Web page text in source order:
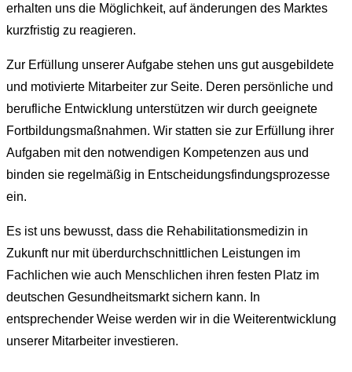
erhalten uns die Möglichkeit, auf änderungen des Marktes
kurzfristig zu reagieren.
Zur Erfüllung unserer Aufgabe stehen uns gut ausgebildete
und motivierte Mitarbeiter zur Seite. Deren persönliche und
berufliche Entwicklung unterstützen wir durch geeignete
Fortbildungsmaßnahmen. Wir statten sie zur Erfüllung ihrer
Aufgaben mit den notwendigen Kompetenzen aus und
binden sie regelmäßig in Entscheidungsfindungsprozesse
ein.
Es ist uns bewusst, dass die Rehabilitationsmedizin in
Zukunft nur mit überdurchschnittlichen Leistungen im
Fachlichen wie auch Menschlichen ihren festen Platz im
deutschen Gesundheitsmarkt sichern kann. In
entsprechender Weise werden wir in die Weiterentwicklung
unserer Mitarbeiter investieren.